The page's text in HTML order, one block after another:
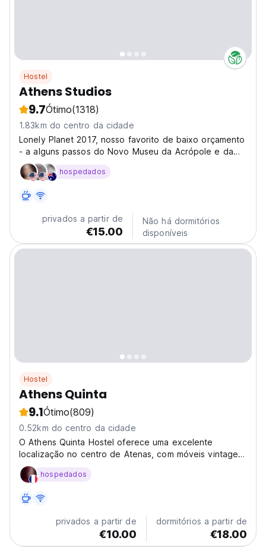
Hostel
Athens Studios
9.7Ótimo(1318)
1.83km do centro da cidade
Lonely Planet 2017, nosso favorito de baixo orçamento
- a alguns passos do Novo Museu da Acrópole e da
Acrópole, na melhor parte da cidade...Eles se sentem
em casa, mas com mais instalações
hospedados
privados a partir de
€15.00
Não há dormitórios
disponíveis
Hostel
Athens Quinta
9.1Ótimo(809)
0.52km do centro da cidade
O Athens Quinta Hostel oferece uma excelente
localização no centro de Atenas, com móveis vintage,
artefatos exclusivos, áreas comuns, ar-condicionado e
Wi-Fi gratuito. Os hóspedes recebem conselhos,
hospedados
privados a partir de
€10.00
dormitórios a partir de
€18.00